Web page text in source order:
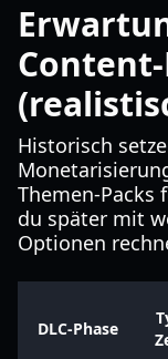
Historisch
Themen-
du später mit
Optionen
DLC-Phase